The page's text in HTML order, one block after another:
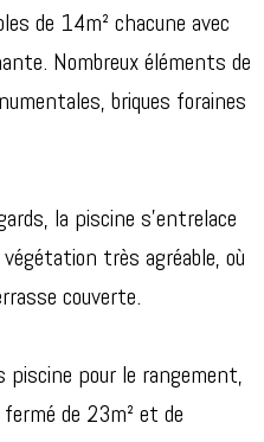
de 14m² chacune avec
Nombreux éléments de
briques foraines
la piscine s'entrelace
très agréable, où
couverte.
piscine pour le rangement,
de 23m² et de